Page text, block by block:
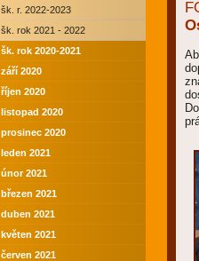
šk. r. 2022-2023
šk. rok 2021 - 2022
šk. rok 2020-2021
září 2020
říjen 2020
listopad 2020
prosinec 2020
leden 2021
únor 2021
březen 2021
duben 2021
květen 2021
červen 2021